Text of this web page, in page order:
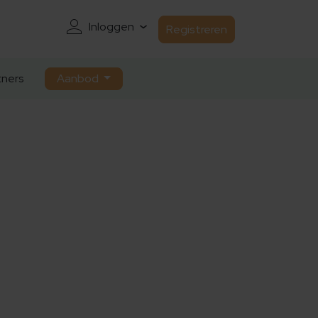
Inloggen Registreren
Aanbod